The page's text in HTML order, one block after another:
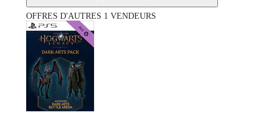
OFFRES D'AUTRES 1 VENDEURS